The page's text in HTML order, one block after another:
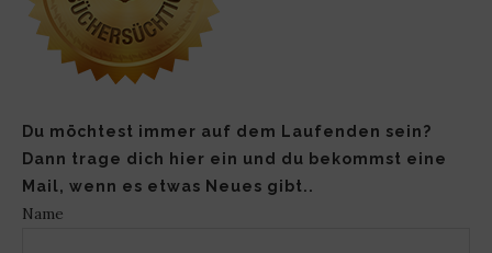
Du möchtest immer auf dem Laufenden sein?
Dann trage dich hier ein und du bekommst eine
Mail, wenn es etwas Neues gibt..
Name